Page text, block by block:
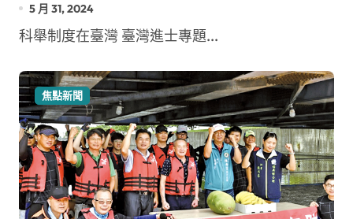
5 月 31, 2024
科舉制度在臺灣 臺灣進士專題...
焦點新聞